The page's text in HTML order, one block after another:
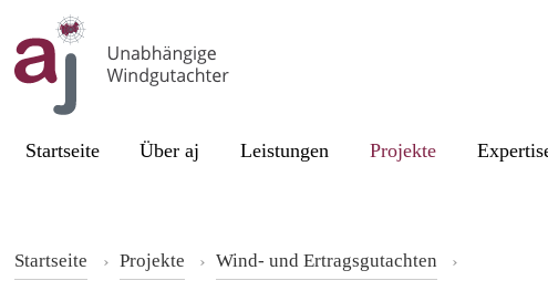
Startseite Über aj Leistungen Current page:
Projekte
Startseite Projekte Wind- und Ertragsgutachten